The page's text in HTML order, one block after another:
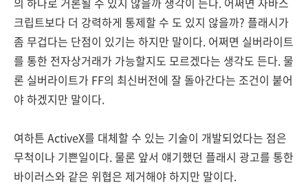
크립트보다 더 강력하게 통제할 수 도 있지 않을까? 플래시가
좀 무겁다는 단점이 있기는 하지만 말이다. 어쩌면 실버라이트
를 통한 전자상거래가 가능할지도 모르겠다는 생각도 든다. 물
론 실버라이트가 FF의 최신버전에 잘 돌아간다는 조건이 붙어
야 하겠지만 말이다.
여하튼 ActiveX를 대체할 수 있는 기술이 개발되었다는 점은
무척이나 기쁜일이다. 물론 앞서 얘기했던 플래시 광고를 통한
바이러스와 같은 위협은 제거해야 하지만 말이다.